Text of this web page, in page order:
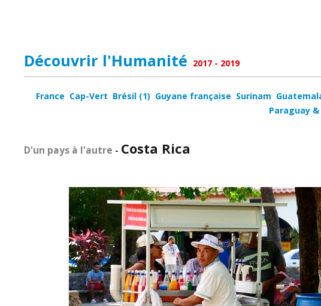
Découvrir l'Humanité 2017 - 2019
France Cap-Vert Brésil (1) Guyane française Surinam
Paraguay
D'un pays à l'autre - Costa Rica